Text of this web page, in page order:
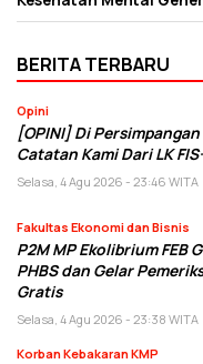
BERITA TERBARU
Opini
[OPINI] Di
Catatan Kami Dari LK
Selasa, 4 Agu 2026 - 23:46 WITA
Fakultas Ekonomi dan Bisnis
P2M MP Ekolibrium FEB
PHBS dan Gelar
Gratis
Selasa, 4 Agu 2026 - 23:38 WITA
Korban Kebakaran KMP